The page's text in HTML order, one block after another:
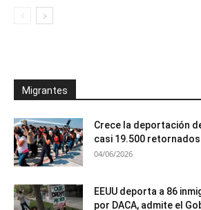
Migrantes
Crece la deportación
casi 19.500
04/06/2026
EEUU deporta a 86
por DACA, admite el